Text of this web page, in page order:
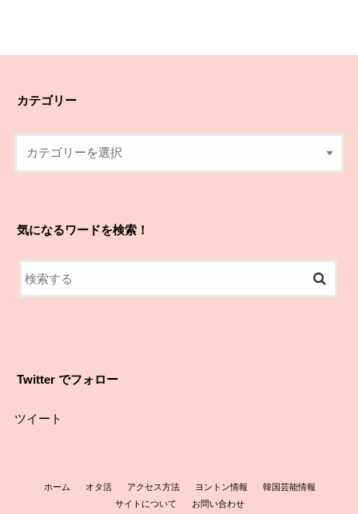
カテゴリー
気になるワードを検索！
Twitter でフォロー
ツイート
ホーム オタ活 アクセス方法 ヨントン情報
韓国芸能情報
サイトについて
お問い合わせ